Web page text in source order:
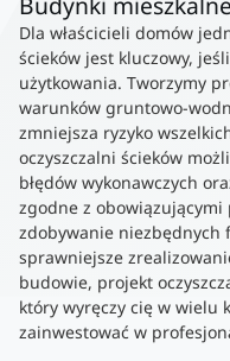
Dla właścicieli domów
ścieków jest kluczowy,
użytkowania. Tworzymy
warunków gruntowo-
zmniejsza ryzyko
oczyszczalni ścieków
błędów wykonawczych
zgodne z obowiązującymi
zdobywanie niezbędnych
sprawniejsze
budowie, projekt
który wyręczy cię w wielu
zainwestować w